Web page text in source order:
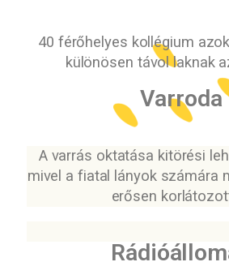
40 férőhelyes kollégium
különösen távol laknak
Varroda
A varrás oktatása kitörési
mivel a fiatal lányok számára
erősen